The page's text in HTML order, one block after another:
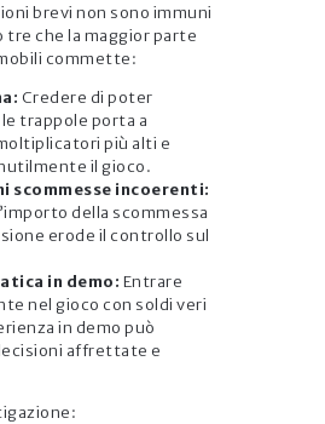
brevi non sono immuni
tre che la maggior parte
commette:
Credere di poter
trappole porta a
più alti e
il gioco.
scommesse incoerenti:
della scommessa
erode il controllo sul
in demo: Entrare
nel gioco con soldi veri
in demo può
affrettate e